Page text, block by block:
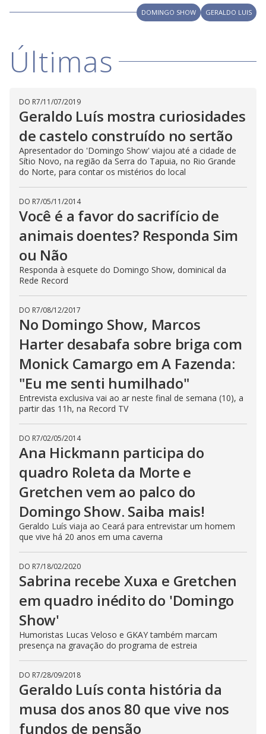
DOMINGO SHOW GERALDO LUIS
Últimas
DO R7/11/07/2019
Geraldo Luís mostra curiosidades
de castelo construído no sertão
Apresentador do 'Domingo Show' viajou até a cidade de
Sítio Novo, na região da Serra do Tapuia, no Rio Grande
do Norte, para contar os mistérios do local
DO R7/05/11/2014
Você é a favor do sacrifício de
animais doentes? Responda Sim
ou Não
Responda à esquete do Domingo Show, dominical da
Rede Record
DO R7/08/12/2017
No Domingo Show, Marcos
Harter desabafa sobre briga com
Monick Camargo em A Fazenda:
"Eu me senti humilhado"
Entrevista exclusiva vai ao ar neste final de semana (10), a
partir das 11h, na Record TV
DO R7/02/05/2014
Ana Hickmann participa do
quadro Roleta da Morte e
Gretchen vem ao palco do
Domingo Show. Saiba mais!
Geraldo Luís viaja ao Ceará para entrevistar um homem
que vive há 20 anos em uma caverna
DO R7/18/02/2020
Sabrina recebe Xuxa e Gretchen
em quadro inédito do 'Domingo
Show'
Humoristas Lucas Veloso e GKAY também marcam
presença na gravação do programa de estreia
DO R7/28/09/2018
Geraldo Luís conta história da
musa dos anos 80 que vive nos
fundos de pensão